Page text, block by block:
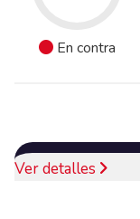
En contra
Ver detalles